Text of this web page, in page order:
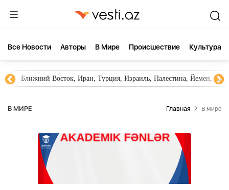
Все Новости Aвторы В Мире Происшествие Культура
Ближний Восток, Иран, Турция, Израиль, Палестина, Йемен,
В МИРЕ Главная В мире